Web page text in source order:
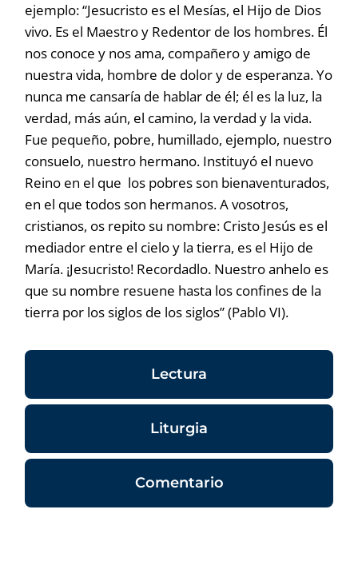
ejemplo: “Jesucristo es el Mesías, el Hijo de Dios
vivo. Es el Maestro y Redentor de los hombres. Él
nos conoce y nos ama, compañero y amigo de
nuestra vida, hombre de dolor y de esperanza. Yo
nunca me cansaría de hablar de él; él es la luz, la
verdad, más aún, el camino, la verdad y la vida.
Fue pequeño, pobre, humillado, ejemplo, nuestro
consuelo, nuestro hermano. Instituyó el nuevo
Reino en el que los pobres son bienaventurados,
en el que todos son hermanos. A vosotros,
cristianos, os repito su nombre: Cristo Jesús es el
mediador entre el cielo y la tierra, es el Hijo de
María. ¡Jesucristo! Recordadlo. Nuestro anhelo es
que su nombre resuene hasta los confines de la
tierra por los siglos de los siglos” (Pablo VI).
Lectura
Liturgia
Comentario